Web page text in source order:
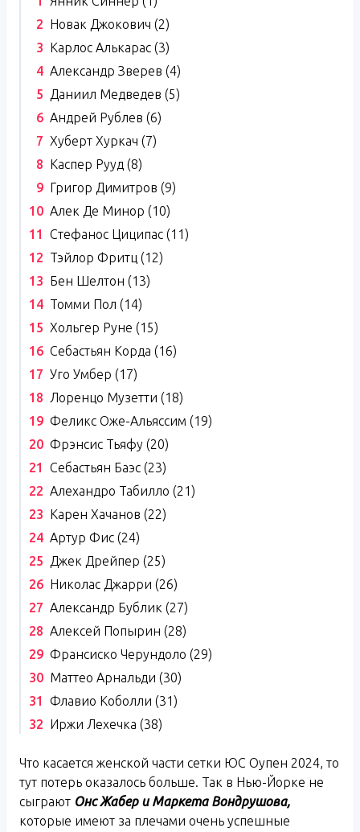
Новак Джокович (2)
Карлос Алькарас (3)
Александр Зверев (4)
Даниил Медведев (5)
Андрей Рублев (6)
Хуберт Хуркач (7)
Каспер Рууд (8)
Григор Димитров (9)
Алек Де Минор (10)
Стефанос Циципас (11)
Тэйлор Фритц (12)
Бен Шелтон (13)
Томми Пол (14)
Хольгер Руне (15)
Себастьян Корда (16)
Уго Умбер (17)
Лоренцо Музетти (18)
Феликс Оже-Альяссим (19)
Фрэнсис Тьяфу (20)
Себастьян Баэс (23)
Алехандро Табилло (21)
Карен Хачанов (22)
Артур Фис (24)
Джек Дрейпер (25)
Николас Джарри (26)
Александр Бублик (27)
Алексей Попырин (28)
Франсиско Черундоло (29)
Маттео Арнальди (30)
Флавио Коболли (31)
Иржи Лехечка (38)
Что касается женской части сетки ЮС Оупен 2024, то
тут потерь оказалось больше. Так в Нью-Йорке не
сыграют Онс Жабер и Маркета Вондрушова,
которые имеют за плечами очень успешные